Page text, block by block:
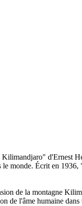
d'Ernest
monde. Écrit en
de la montagne
de l'âme humaine dans